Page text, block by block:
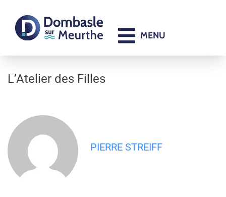
MENU
L’Atelier des Filles
PIERRE STREIFF